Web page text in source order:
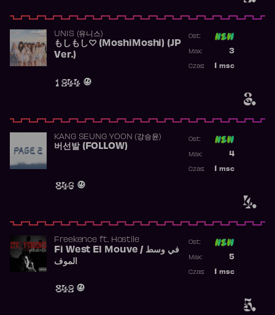
3.
UNIS (유니스)
もしもし♡ (MoshiMoshi) (JP
Ver.)
1 244
Ost:
3
Max:
msc
Czas:
4.
KANG SEUNG YOON (강승윤)
버선발 (FOLLOW)
846
Ost:
4
Max:
msc
Czas:
5.
Freekence ft. Hostile
Fi West El Mouve / في وسط
الموف
842
Ost:
5
Max:
msc
Czas: